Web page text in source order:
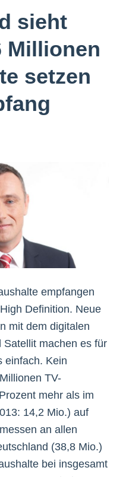
sieht
Millionen
setzen
empfangen
Definition. Neue
mit dem digitalen
machen es für
einfach. Kein
TV-
mehr als im
14,2 Mio.) auf
an allen
(38,8 Mio.)
bei insgesamt